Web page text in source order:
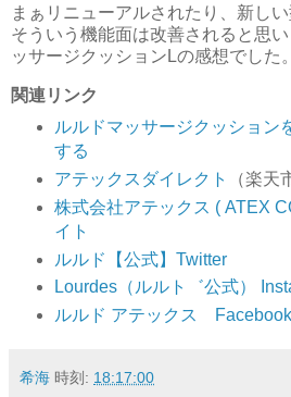
まぁリニューアルされたり、新し
そういう機能面は改善されると思
ッサージクッションLの感想でした。
関連リンク
ルルドマッサージクッション
する
アテックスダイレクト
（楽天
株式会社アテックス ( ATEX
イト
ルルド【公式】Twitter
Lourdes（ルルト゛公式）
ルルド アテックス Facebook
希海 時刻: 18:17:00